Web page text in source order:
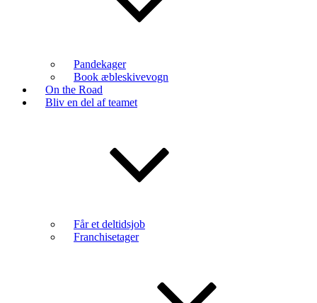
Pandekager
Book æbleskivevogn
On the Road
Bliv en del af teamet
Får et deltidsjob
Franchisetager